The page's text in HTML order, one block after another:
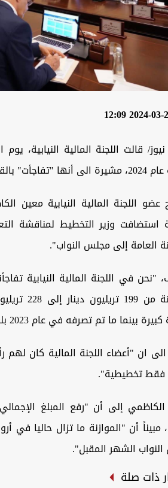
2024-03-27
قالت اللجنة المالية النيابية،
بالقرار.
اللجنة المالية النيابية معين
استضافت وزير التخطيط لمناقشة
العامة إلى مجلس النواب".
"نحن في اللجنة المالية النيابية
بينما ما تم تصرفه في عام 2023 بلغ 142 تريليون دينار".
ان "أعضاء اللجنة المالية كان
تخطيطية".
إلى أن "رفع المبلغ
مبيناً أن "الموازنة ما تزال حاليا
الشهر المقبل".
ذات صلة